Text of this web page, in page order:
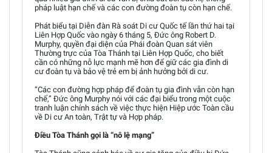
pháp luật hạn chế và các con đường đoàn tụ còn hạn chế.
Phát biểu tại Diễn đàn Rà soát Di cư Quốc tế lần thứ hai tại
Liên Hợp Quốc vào ngày 6 tháng 5, Đức ông Robert D.
Murphy, quyền đại diện của Phái đoàn Quan sát viên
Thường trực của Tòa Thánh tại Liên Hợp Quốc, cho biết
cần có những nỗ lực mạnh mẽ hơn để giữ các gia đình di
cư đoàn tụ và bảo vệ trẻ em bị ảnh hưởng bởi di cư.
“Các con đường hợp pháp để đoàn tụ gia đình vẫn còn hạn
chế,” Đức ông Murphy nói với các đại biểu trong một cuộc
tranh luận chính sách về việc thực hiện Hiệp ước Toàn cầu
về Di cư An toàn, Trật tự và Hợp pháp.
Điều Tòa Thánh gọi là “nô lệ mạng”